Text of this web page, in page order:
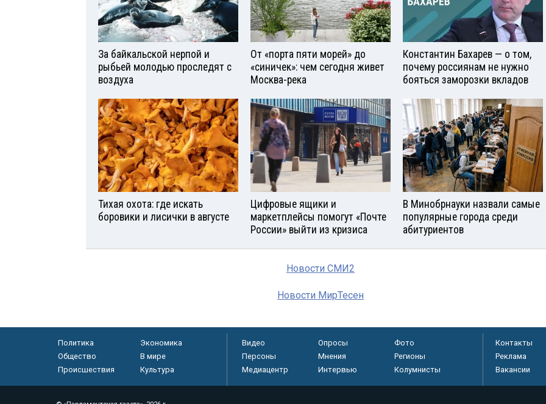
За байкальской нерпой и
рыбьей молодью проследят с
воздуха
От «порта пяти морей» до
«синичек»: чем сегодня живет
Москва-река
Константин Бахарев — о том,
почему россиянам не нужно
бояться заморозки вкладов
Тихая охота: где искать
боровики и лисички в августе
Цифровые ящики и
маркетплейсы помогут «Почте
России» выйти из кризиса
В Минобрнауки назвали самые
популярные города среди
абитуриентов
Новости СМИ2
Новости МирТесен
Политика
Экономика
Общество
В мире
Происшествия
Культура
Видео Опросы
Фото
Персоны
Мнения
Регионы
Медиацентр
Интервью Колумнисты
Контакты
Реклама
Вакансии